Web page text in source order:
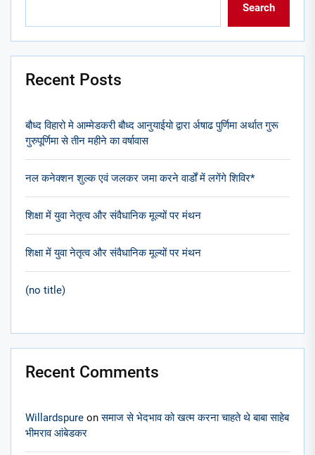
Search
Recent Posts
बौध्द विहारो मे आम्मेडकरी बौध्द आनुयाईयो द्वारा र्अषाढ पुर्णिमा अर्थात गुरू
गुरुपूर्णिमा से तीन महीने का वर्षावास
नल कनेक्शन शुल्क एवं जलकर जमा करने वार्डों में लगेंगे शिविर*
शिक्षा में युवा नेतृत्व और संवैधानिक मूल्यों पर मंथन
शिक्षा में युवा नेतृत्व और संवैधानिक मूल्यों पर मंथन
(no title)
Recent Comments
Willardspure onसमाज से भेदभाव को खत्म करना चाहते थे बाबा साहेब
भीमराव आंबेडकर